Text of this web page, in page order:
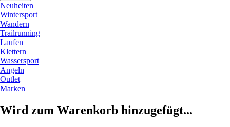
Neuheiten
Wintersport
Wandern
Trailrunning
Laufen
Klettern
Wassersport
Angeln
Outlet
Marken
Wird zum Warenkorb hinzugefügt...